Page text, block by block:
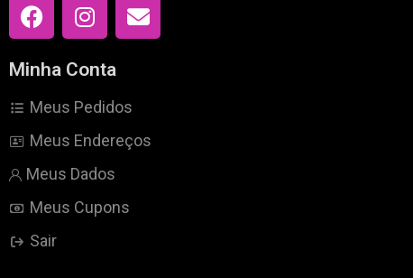
Minha Conta
Meus Pedidos
Meus Endereços
Meus Dados
Meus Cupons
Sair